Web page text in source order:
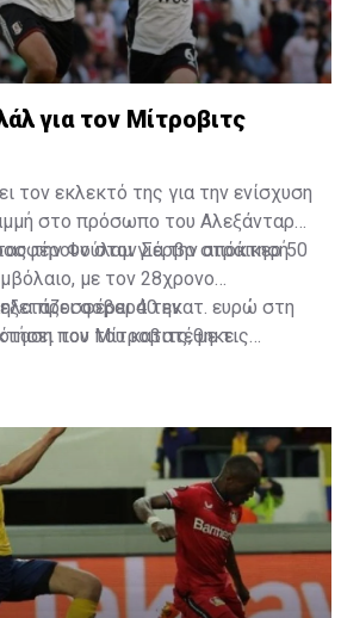
για τον Μίτροβιτς
τον εκλεκτό της για την ενίσχυση
στο πρόσωπο του Αλεξάνταρ
την Φούλαμ για την απόκτησή
στον Σέρβο στράικερ 50
με τον 28χρονο
σοβαρά την
που του κατατέθηκε.
προσφέρει 40 εκατ. ευρώ στη
τον Μίτροβιτς, με τις